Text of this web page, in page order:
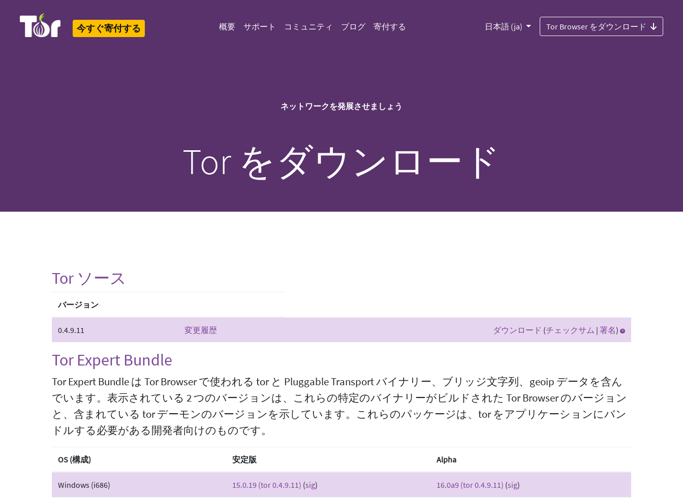
今すぐ寄付する 概要 サポート コミュニティ ブログ 寄付する 日本語 (ja) Tor Browser をダウンロード
ネットワークを発展させましょう
Tor をダウンロード
Tor ソース
バージョン
0.4.9.11 変更履歴 ダウンロード (チェックサム | 署名)
Tor Expert Bundle
Tor Expert Bundle は Tor Browser で使われる tor と Pluggable Transport バイナリー、ブリッジ文字列、geoip データを含ん
でいます。表示されている 2 つのバージョンは、これらの特定のバイナリーがビルドされた Tor Browser のバージョン
と、含まれている tor デーモンのバージョンを示しています。これらのパッケージは、tor をアプリケーションにバン
ドルする必要がある開発者向けのものです。
OS (構成) 安定版 Alpha
Windows (i686) 15.0.19 (tor 0.4.9.11) (sig) 16.0a9 (tor 0.4.9.11) (sig)